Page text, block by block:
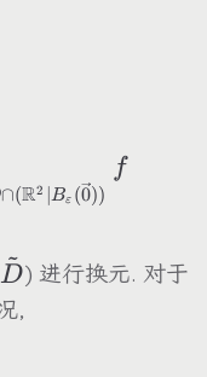
∩(R2 ∣Bε (0))
f
\tilde
D
D
~
) 进行换元. 对于
，